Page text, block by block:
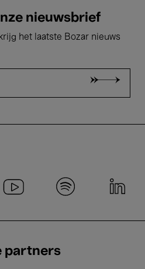
nieuwsbrief
het laatste Bozar nieuws
partners